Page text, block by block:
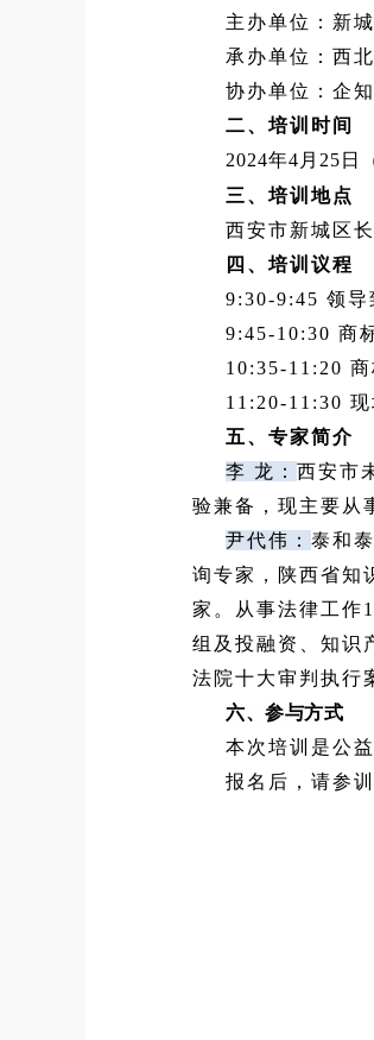
主办单位：新
承办单位：西
协办单位：企
二、培训时间
2024年4月25日
三、 培训地点
西安市新城区
四、培训议程
9:30-9:45 领导
9:45-10:30 商
10:35-11:20
11:20-11:30
五、 专家简介
李 龙： 西安市
验兼备，现主要从
尹代伟： 泰和
询专家，陕西省知
家。从事法律工作
组及投融资、知识
法院十大审判执行
六、参与方式
本次培训是公
报名后，请参